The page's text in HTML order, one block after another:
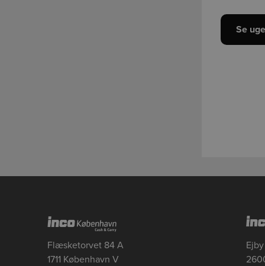
Se
Flæsketorvet 84 A
1711 København V